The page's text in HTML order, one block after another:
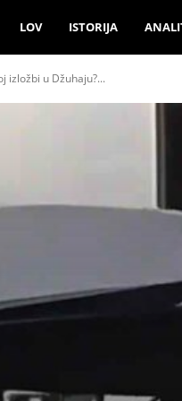
LOV ISTORIJA
izložbi u Džuhaju?...